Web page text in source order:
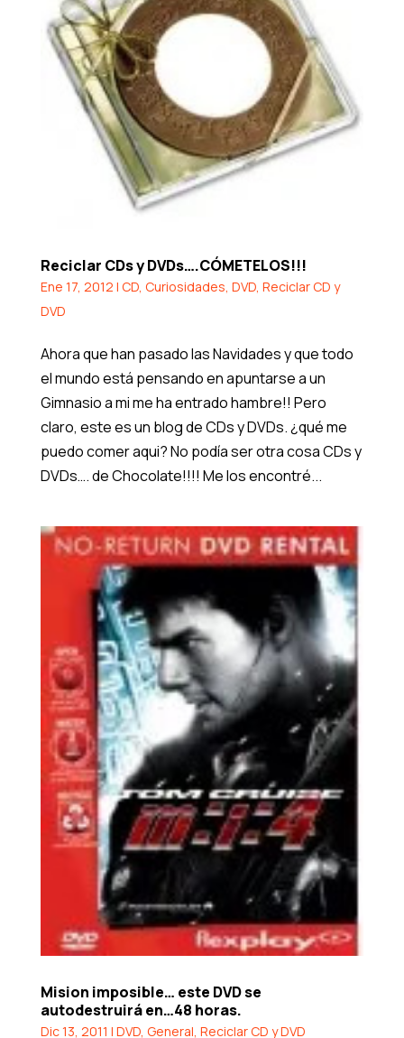
Reciclar CDs y DVDs….CÓMETELOS!!!
Ene 17, 2012 | CD, Curiosidades, DVD, Reciclar CD y
DVD
Ahora que han pasado las Navidades y que todo
el mundo está pensando en apuntarse a un
Gimnasio a mi me ha entrado hambre!! Pero
claro, este es un blog de CDs y DVDs. ¿qué me
puedo comer aqui? No podía ser otra cosa CDs y
DVDs…. de Chocolate!!!! Me los encontré...
Mision imposible… este DVD se
autodestruirá en…48 horas.
Dic 13, 2011 | DVD, General Reciclar CD y DVD